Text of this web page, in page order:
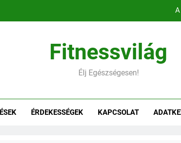
Belső comb edzés
Könnyebb,
Fitnessvilág
Élj Egészségesen!
ÉRDEKESSÉGEK KAPCSOLAT